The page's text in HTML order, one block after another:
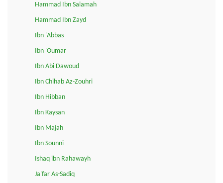
Hammad Ibn Salamah
Hammad Ibn Zayd
Ibn 'Abbas
Ibn 'Oumar
Ibn Abi Dawoud
Ibn Chihab Az-Zouhri
Ibn Hibban
Ibn Kaysan
Ibn Majah
Ibn Sounni
Ishaq ibn Rahawayh
Ja'far As-Sadiq